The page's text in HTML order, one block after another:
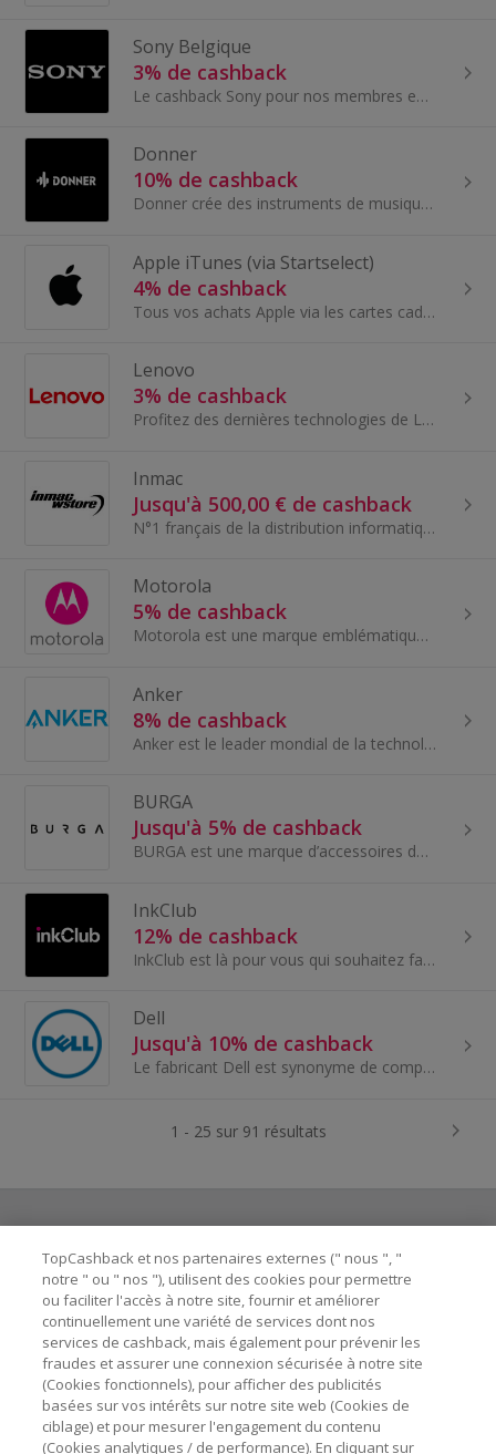
Sony Belgique
3% de cashback
Le cashback Sony pour nos membres en Belgique. Le Sony Store Online est le site officiel de vente directe aux consommateurs Sony des produits TV...
Donner
10% de cashback
Donner crée des instruments de musique et équipements audio de première qualité depuis 2012! La firme propose un large choix des instruments de musiq
Apple iTunes (via Startselect)
4% de cashback
Tous vos achats Apple via les cartes cadeaux Startselect pour économiser un maximum sur vos acha....
Lenovo
3% de cashback
Profitez des dernières technologies de Lenovo et gagnez du cashback grâce à ces offres très intéressantes. Lenovo est l'une des principales...
Inmac
Jusqu'à 500,00 € de cashback
N°1 français de la distribution informatique directe, ils fournissent aux entreprises et administrations des produits et solutions technologiques...
Motorola
5% de cashback
Motorola est une marque emblématique qui continue d'être à la pointe de l'innovation dans le secteur des smartphones. Leurs smartphones primés alli...
Anker
8% de cashback
Anker est le leader mondial de la technologie de charge. Cela inclut la recharge sans fil, la recharge de voiture et nos chargeurs portables et mur...
BURGA
Jusqu'à 5% de cashback
BURGA est une marque d’accessoires de mode et de style de vie basée en Europe. Ils fabriquent des coques et accessoires de qualité supérieure qui n...
InkClub
12% de cashback
InkClub est là pour vous qui souhaitez faire des choix malins au quotidien, à la maison comme au bureau. Dans notre boutique en ligne, vous pouvez...
Dell
Jusqu'à 10% de cashback
Le fabricant Dell est synonyme de composants de haute qualité depuis plus de 30 ans. Vous pouvez vous offrir ici des ordinateurs, des...
1 - 25 sur 91 résultats
Besoin d'aide ?
Astuces pour économiser
A propos de
Contactez-nous
TopCashback et nos partenaires externes (" nous ", "
notre " ou " nos "), utilisent des cookies pour permettre
ou faciliter l'accès à notre site, fournir et améliorer
continuellement une variété de services dont nos
services de cashback, mais également pour prévenir les
fraudes et assurer une connexion sécurisée à notre site
(Cookies fonctionnels), pour afficher des publicités
basées sur vos intérêts sur notre site web (Cookies de
ciblage) et pour mesurer l'engagement du contenu
(Cookies analytiques / de performance). En cliquant sur